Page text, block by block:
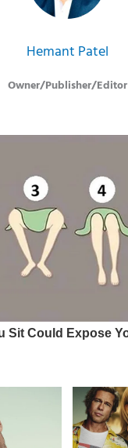
Hemant Patel
Owner/Publisher/Editor